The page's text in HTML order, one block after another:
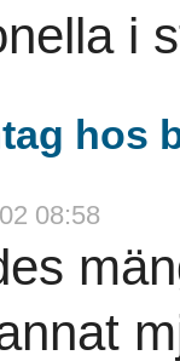
i
hos
08:58